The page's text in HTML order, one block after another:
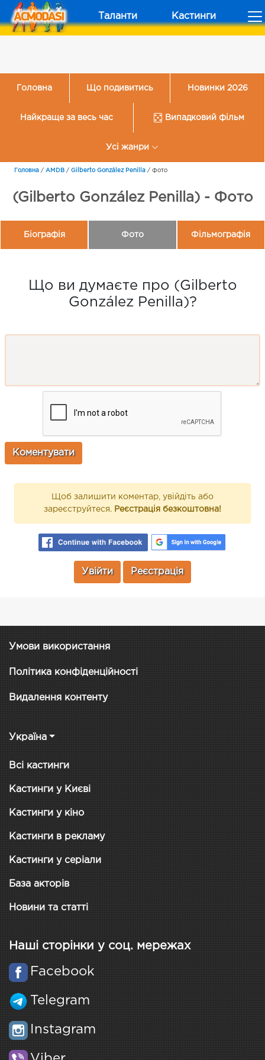
Таланти Кастинги
Головна Що подивитись Новинки 2026
Найкраще за весь час Випадковий фільм
Усі жанри
Головна / AMDB / Gilberto González Penilla / Фото
(Gilberto González Penilla) - Фото
Біографія Фото Фільмографія
Що ви думаєте про (Gilberto
González Penilla)?
Щоб залишити коментар, увійдіть або
зареєструйтеся. Реєстрація безкоштовна!
Увійти Реєстрація
Умови використання
Політика конфіденційності
Видалення контенту
Україна
Всі кастинги
Кастинги у Києві
Кастинги у кіно
Кастинги в рекламу
Кастинги у серіали
База акторів
Новини та статті
Наші сторінки у соц. мережах
Facebook
Telegram
Instagram